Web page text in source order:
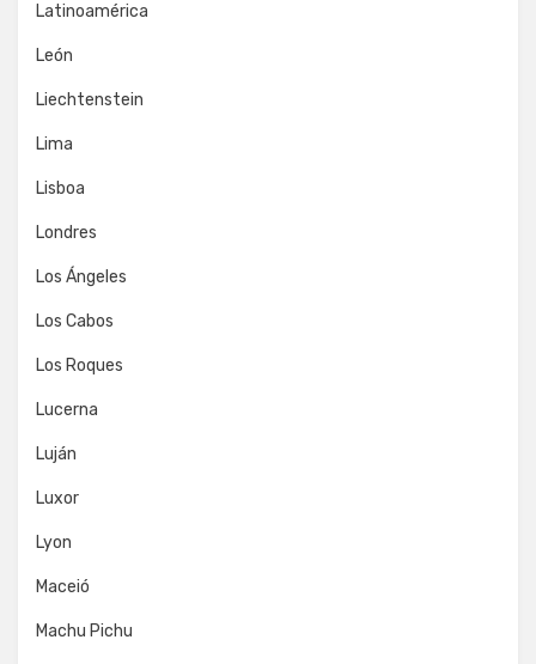
Latinoamérica
León
Liechtenstein
Lima
Lisboa
Londres
Los Ángeles
Los Cabos
Los Roques
Lucerna
Luján
Luxor
Lyon
Maceió
Machu Pichu